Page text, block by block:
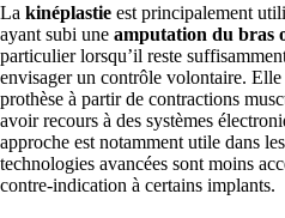
La kinéplastie est principalement
ayant subi une amputation du bras
particulier lorsqu’il reste
envisager un contrôle volontaire. Elle
prothèse à partir de contractions
avoir recours à des systèmes
approche est notamment utile dans
technologies avancées sont moins
contre-indication à certains implants.